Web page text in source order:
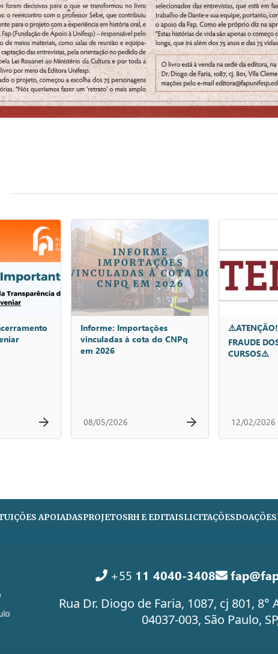
Informe: Importações
vinculadas à cota do CNPq
em 2026
08/05/2026
FRAUDE
CURSOS⚠️
12/02/2026
APOIADASPROJETOSRH E EDITAISLICITAÇÕESDOAÇÕES
+55 11 4040-3408
Rua Dr. Diogo de Faria, 1087, cj 801,
04037-003, São Paulo,